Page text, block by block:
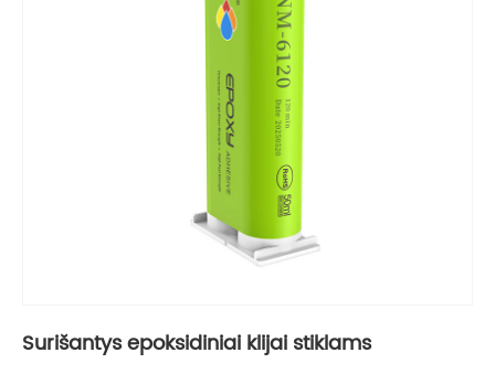
Surišantys epoksidiniai klijai stiklams